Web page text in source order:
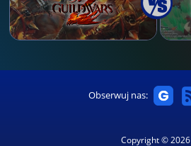
Obserwuj nas:
Copyright © 2026